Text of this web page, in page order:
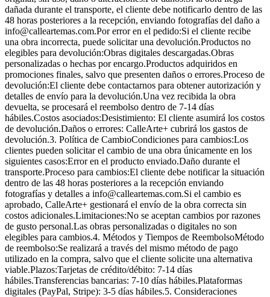
dañada durante el transporte, el cliente debe notificarlo dentro de las
48 horas posteriores a la recepción, enviando fotografías del daño a
info@calleartemas.com.Por error en el pedido:Si el cliente recibe
una obra incorrecta, puede solicitar una devolución.Productos no
elegibles para devolución:Obras digitales descargadas.Obras
personalizadas o hechas por encargo.Productos adquiridos en
promociones finales, salvo que presenten daños o errores.Proceso de
devolución:El cliente debe contactarnos para obtener autorización y
detalles de envío para la devolución.Una vez recibida la obra
devuelta, se procesará el reembolso dentro de 7-14 días
hábiles.Costos asociados:Desistimiento: El cliente asumirá los costos
de devolución.Daños o errores: CalleArte+ cubrirá los gastos de
devolución.3. Política de CambioCondiciones para cambios:Los
clientes pueden solicitar el cambio de una obra únicamente en los
siguientes casos:Error en el producto enviado.Daño durante el
transporte.Proceso para cambios:El cliente debe notificar la situación
dentro de las 48 horas posteriores a la recepción enviando
fotografías y detalles a info@calleartemas.com.Si el cambio es
aprobado, CalleArte+ gestionará el envío de la obra correcta sin
costos adicionales.Limitaciones:No se aceptan cambios por razones
de gusto personal.Las obras personalizadas o digitales no son
elegibles para cambios.4. Métodos y Tiempos de ReembolsoMétodo
de reembolso:Se realizará a través del mismo método de pago
utilizado en la compra, salvo que el cliente solicite una alternativa
viable.Plazos:Tarjetas de crédito/débito: 7-14 días
hábiles.Transferencias bancarias: 7-10 días hábiles.Plataformas
digitales (PayPal, Stripe): 3-5 días hábiles.5. Consideraciones